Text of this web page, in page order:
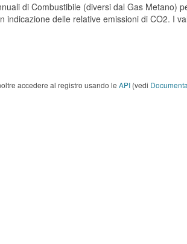
di Combustibile (diversi dal Gas Metano)
indicazione delle relative emissioni di CO2. I
accedere al registro usando le API (vedi